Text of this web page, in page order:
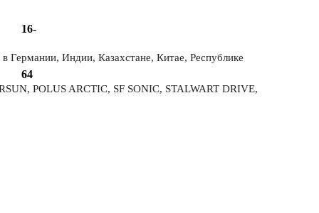
16-
64
Индии, Казахстане, Китае, Республике
POLUS ARCTIC, SF SONIC, STALWART DRIVE,